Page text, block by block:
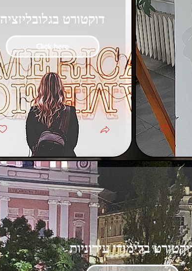
דוקטורט בגלובליזציה
Click here
בלימודי עירוניות